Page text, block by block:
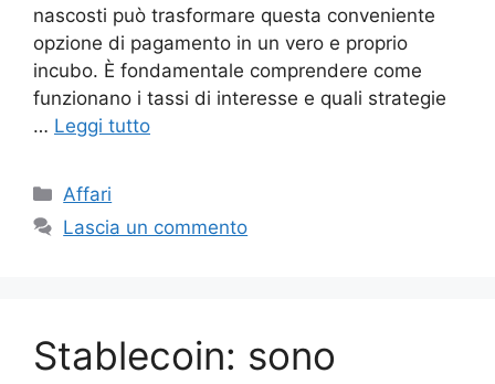
nascosti può trasformare questa conveniente
opzione di pagamento in un vero e proprio
incubo. È fondamentale comprendere come
funzionano i tassi di interesse e quali strategie
… Leggi tutto
Categorie
Affari
Lascia un commento
Stablecoin: sono